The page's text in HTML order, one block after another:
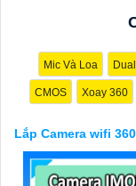
Mic Và Loa
CMOS Xoay 360
Lắp Camera wifi 360